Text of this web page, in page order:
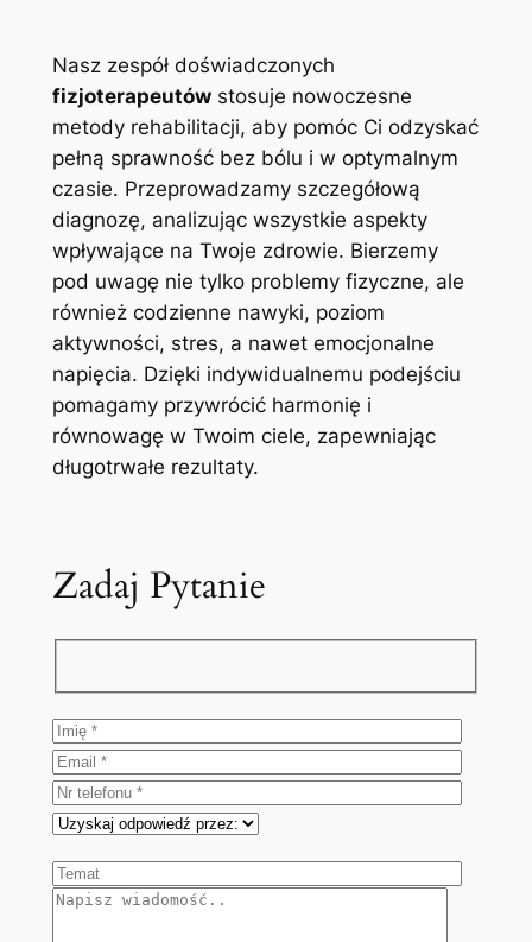
Nasz zespół doświadczonych
fizjoterapeutówstosuje nowoczesne
metody rehabilitacji, aby pomóc Ci odzyskać
pełną sprawność bez bólu i w optymalnym
czasie. Przeprowadzamy szczegółową
diagnozę, analizując wszystkie aspekty
wpływające na Twoje zdrowie. Bierzemy
pod uwagę nie tylko problemy fizyczne, ale
również codzienne nawyki, poziom
aktywności, stres, a nawet emocjonalne
napięcia. Dzięki indywidualnemu podejściu
pomagamy przywrócić harmonię i
równowagę w Twoim ciele, zapewniając
długotrwałe rezultaty.
Zadaj Pytanie